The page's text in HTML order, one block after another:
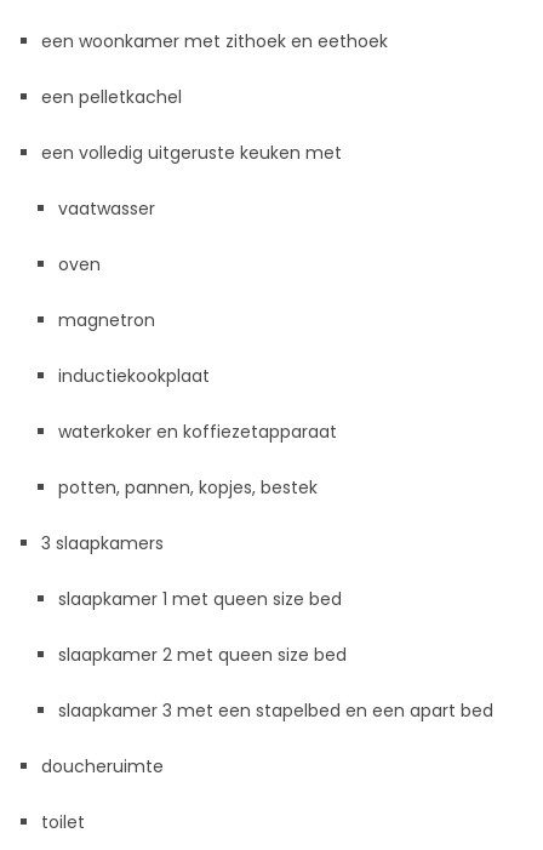
een woonkamer met zithoek en eethoek
een pelletkachel
een volledig uitgeruste keuken met
vaatwasser
oven
magnetron
inductiekookplaat
waterkoker en koffiezetapparaat
potten, pannen, kopjes, bestek
3 slaapkamers
slaapkamer 1 met queen size bed
slaapkamer 2 met queen size bed
slaapkamer 3 met een stapelbed en een apart bed
doucheruimte
toilet